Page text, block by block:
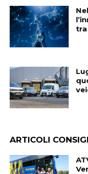
ARTICOLI